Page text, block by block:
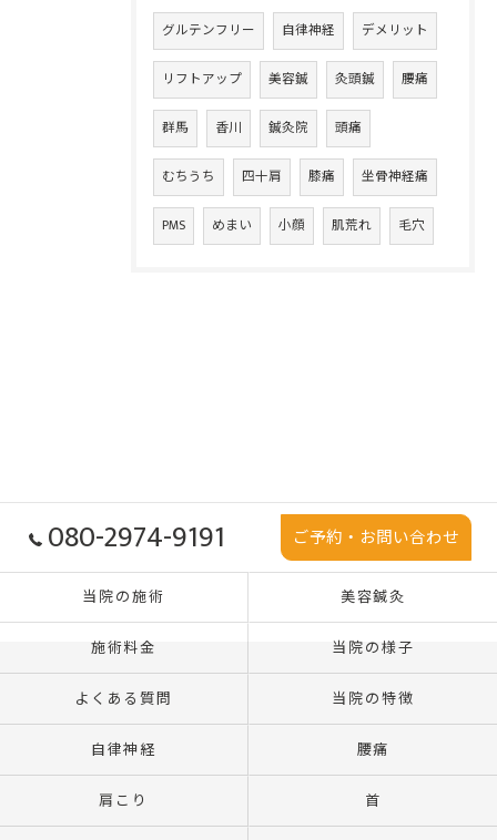
グルテンフリー 自律神経 デメリット
リフトアップ 美容鍼 灸頭鍼 腰痛
群馬 香川 鍼灸院 頭痛
むちうち 四十肩 膝痛 坐骨神経痛
PMS めまい 小顔 肌荒れ 毛穴
080-2974-9191 ご予約・お問い合わせ
当院の施術 美容鍼灸
施術料金 当院の様子
よくある質問 当院の特徴
自律神経 腰痛
肩こり 首